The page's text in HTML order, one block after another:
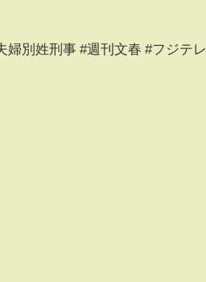
婦別姓刑事 #週刊文春 #フジテレ